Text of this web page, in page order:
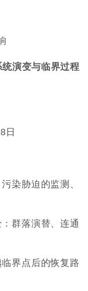
统演变与临界过程
日
染胁迫的监测、
群落演替、连通
界点后的恢复路